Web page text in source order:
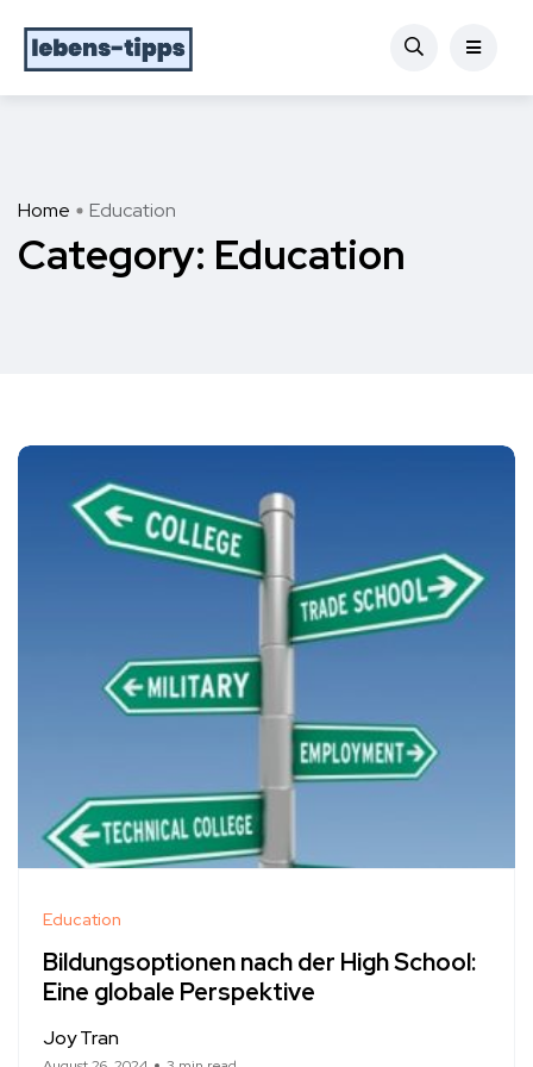
Home Education
Category: Education
Education
Bildungsoptionen nach der High School:
Eine globale Perspektive
Joy Tran